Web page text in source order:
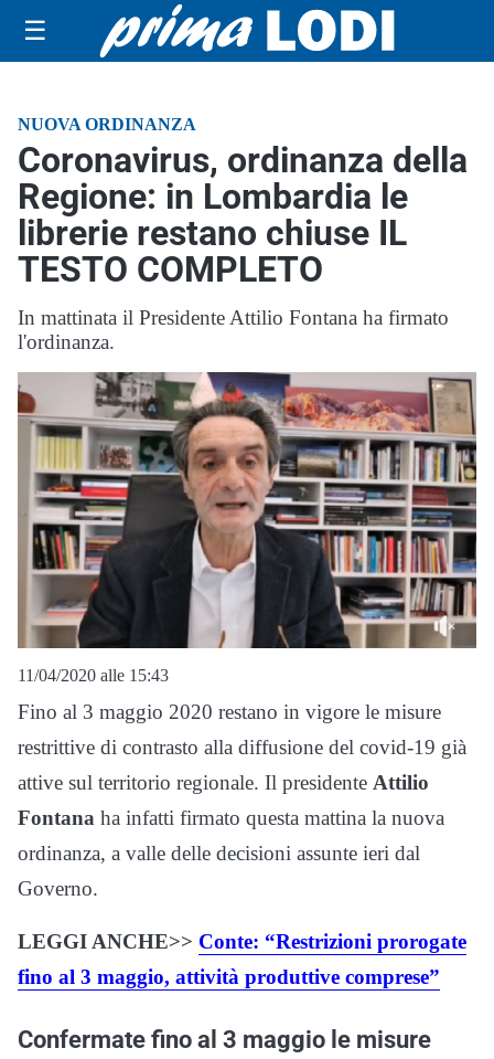
☰
NUOVA ORDINANZA
Coronavirus, ordinanza della
Regione: in Lombardia le
librerie restano chiuse IL
TESTO COMPLETO
In mattinata il Presidente Attilio Fontana ha firmato
l'ordinanza.
11/04/2020 alle 15:43
Fino al 3 maggio 2020 restano in vigore le misure
restrittive di contrasto alla diffusione del covid-19 già
attive sul territorio regionale. Il presidente Attilio
Fontana ha infatti firmato questa mattina la nuova
ordinanza, a valle delle decisioni assunte ieri dal
Governo.
LEGGI ANCHE>> Conte: “Restrizioni prorogate
fino al 3 maggio, attività produttive comprese”
Confermate fino al 3 maggio le misure